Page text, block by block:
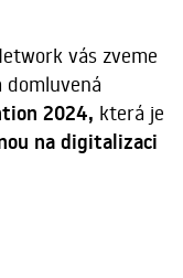
vás zveme
domluvená
2024, která je
na digitalizaci